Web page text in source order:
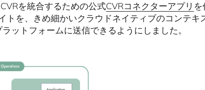
を統合するための公式CVRコネクターアプリ
トを、きめ細かいクラウドネイティブのコンテキ
ットフォームに送信できるようにしました。